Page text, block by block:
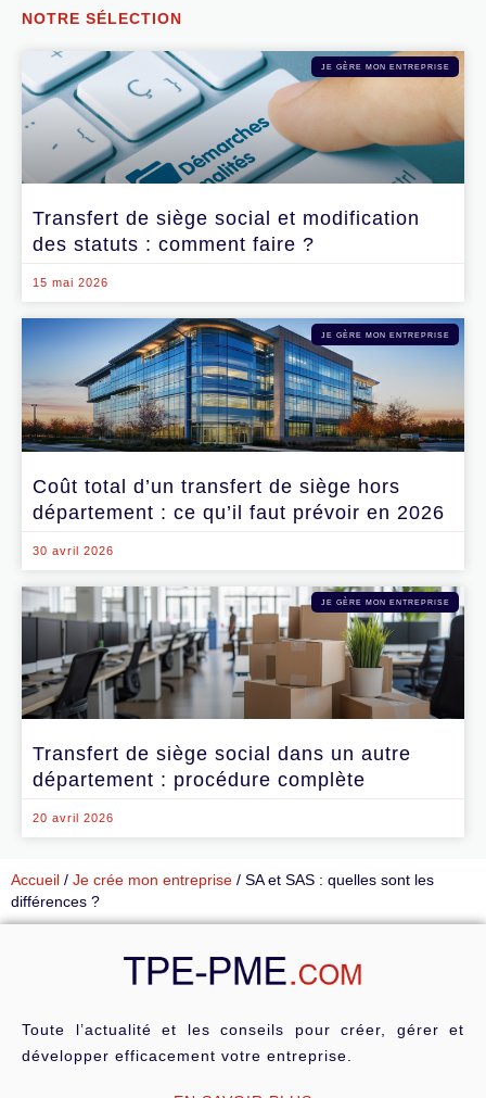
NOTRE SÉLECTION
JE GÈRE MON ENTREPRISE
Transfert de siège social et modification
des statuts : comment faire ?
15 mai 2026
JE GÈRE MON ENTREPRISE
Coût total d’un transfert de siège hors
département : ce qu’il faut prévoir en 2026
30 avril 2026
JE GÈRE MON ENTREPRISE
Transfert de siège social dans un autre
département : procédure complète
20 avril 2026
Accueil / Je crée mon entreprise / SA et SAS : quelles sont les
différences ?
Toute l’actualité et les conseils pour créer, gérer et
développer efficacement votre entreprise.